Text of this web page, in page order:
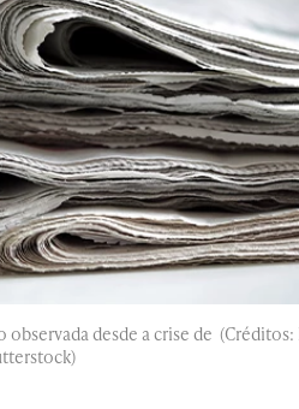
desde a crise de (Créditos: